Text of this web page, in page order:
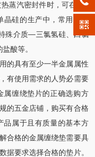
蒸汽密封件时，可在160
晶硅的生产中，常用氟橡
殊介质—三氯氢硅、四氯
酸等。
的具有至少一半金属属性
有使用需求的人势必需要
属缠绕垫片的正确选购方
的五金店铺，购买有合格
品属于且有质量的基本方
合格的金属缠绕垫需要具
据要求选择合格的垫片。